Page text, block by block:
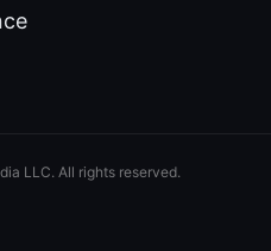
LLC. All rights reserved.